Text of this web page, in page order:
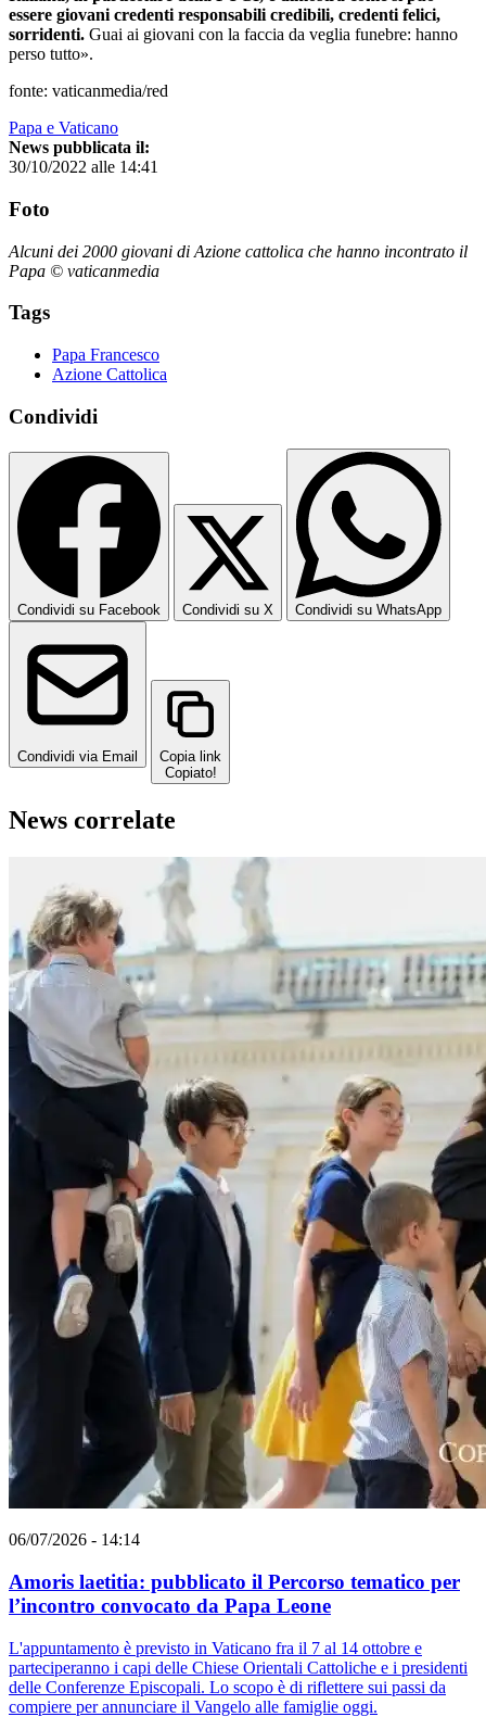
essere giovani credenti responsabili credibili, credenti felici,
sorridenti. Guai ai giovani con la faccia da veglia funebre: hanno
perso tutto».
fonte: vaticanmedia/red
Papa e Vaticano
News pubblicata il:
30/10/2022 alle 14:41
Foto
Alcuni dei 2000 giovani di Azione cattolica che hanno incontrato il
Papa © vaticanmedia
Tags
Papa Francesco
Azione Cattolica
Condividi
Condividi su Facebook Condividi su X Condividi su WhatsApp
Condividi via Email
Copia link
Copiato!
News correlate
06/07/2026 - 14:14
Amoris laetitia: pubblicato il Percorso tematico per
l’incontro convocato da Papa Leone
L'appuntamento è previsto in Vaticano fra il 7 al 14 ottobre e
parteciperanno i capi delle Chiese Orientali Cattoliche e i presidenti
delle Conferenze Episcopali. Lo scopo è di riflettere sui passi da
compiere per annunciare il Vangelo alle famiglie oggi.